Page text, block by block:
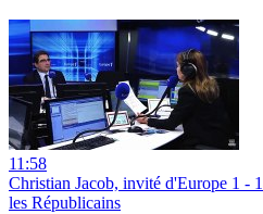
11:58
Christian Jacob, invité d'Europe 1 -
les Républicains